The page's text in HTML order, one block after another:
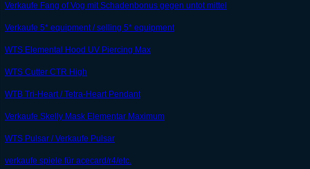
Verkaufe Fang of Vog mit Schadenbonus gegen untot mittel
Verkaufe 5* equipment / selling 5* equipment
WTS Elemental Hood UV Piercing Max
WTS Cutter CTR High
WTB Tri-Heart / Tetra-Heart Pendant
Verkaufe Skelly Mask Elementar Maximum
WTS Pulsar / Verkaufe Pulsar
verkaufe spiele für acecard/r4/etc.